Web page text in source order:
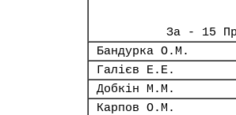
За - 15
Бандурка О.М.
Галієв Е.Е.
Добкін М.М.
Карпов О.М.